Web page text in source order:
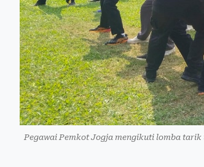
Pegawai Pemkot Jogja mengikuti lomba